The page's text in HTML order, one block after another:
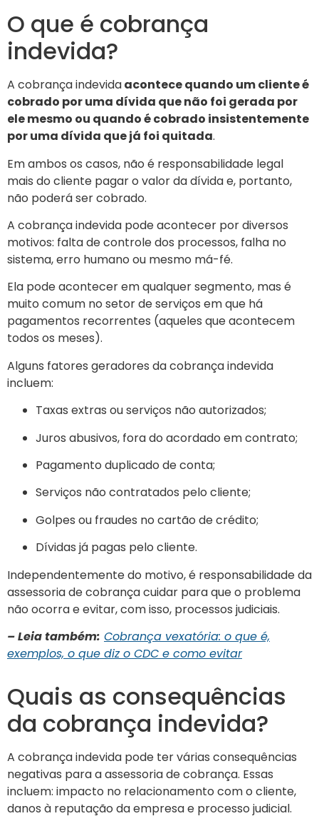
O que é cobrança
indevida?
A cobrança indevidaacontece quando um cliente é
cobrado por uma dívida que não foi gerada por
ele mesmo ou quando é cobrado insistentemente
por uma dívida que já foi quitada.
Em ambos os casos, não é responsabilidade legal
mais do cliente pagar o valor da dívida e, portanto,
não poderá ser cobrado.
A cobrança indevida pode acontecer por diversos
motivos: falta de controle dos processos, falha no
sistema, erro humano ou mesmo má-fé.
Ela pode acontecer em qualquer segmento, mas é
muito comum no setor de serviços em que há
pagamentos recorrentes (aqueles que acontecem
todos os meses).
Alguns fatores geradores da cobrança indevida
incluem:
Taxas extras ou serviços não autorizados;
Juros abusivos, fora do acordado em contrato;
Pagamento duplicado de conta;
Serviços não contratados pelo cliente;
Golpes ou fraudes no cartão de crédito;
Dívidas já pagas pelo cliente.
Independentemente do motivo, é responsabilidade da
assessoria de cobrança cuidar para que o problema
não ocorra e evitar, com isso, processos judiciais.
– Leia também: Cobrança vexatória: o que é,
exemplos, o que diz o CDC e como evitar
Quais as consequências
da cobrança indevida?
A cobrança indevida pode ter várias consequências
negativas para a assessoria de cobrança. Essas
incluem: impacto no relacionamento com o cliente,
danos à reputação da empresa e processo judicial.